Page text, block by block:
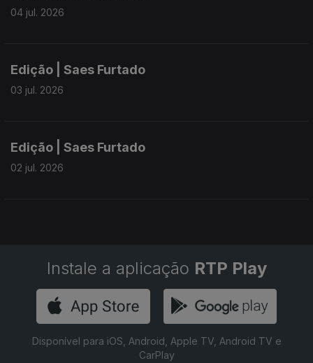
04 jul. 2026
Edição | Saes Furtado
03 jul. 2026
Edição | Saes Furtado
02 jul. 2026
Instale a aplicação RTP Play
Disponível para iOS, Android, Apple TV, Android TV e
CarPlay